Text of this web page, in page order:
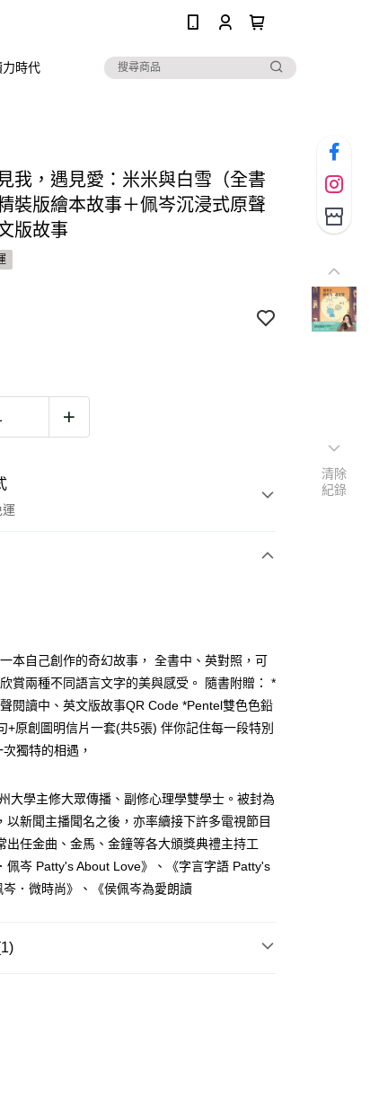
力時代
我，遇見愛：米米與白雪（全書
裝版繪本故事＋佩岑沉浸式原聲
版故事
含以上)免運費
含以上)免運費
含以上)免運費
本自己創作的奇幻故事， 全書中、英對照，可
賞兩種不同語言文字的美與感受。 隨書附贈： *
閱讀中、英文版故事QR Code *Pentel雙色色鉛
+原創圖明信片一套(共5張) 伴你記住每一段特別
獨特的相遇，
大學主修大眾傳播、副修心理學雙學士。被封為
以新聞主播聞名之後，亦率續接下許多電視節目
出任金曲、金馬、金鐘等各大頒獎典禮主持工
佩岑 Patty's About Love》、《字言字語 Patty's
．微時尚》、《侯佩岑為愛朗讀
清除
紀錄